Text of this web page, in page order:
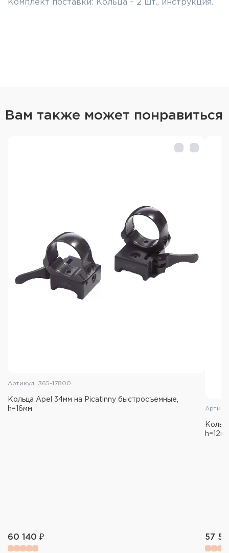
Комплект поставки: Кольца – 2 шт., инструкция.
Вам также может понравиться
Артикул: 365-17800
Кольца Apel 34мм на Picatinny быстросъемные,
h=16мм
60 140 ₽
h=12мм
57